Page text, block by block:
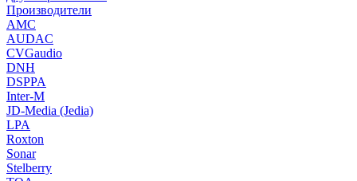
Производители
AMC
AUDAC
CVGaudio
DNH
DSPPA
Inter-M
JD-Media (Jedia)
LPA
Roxton
Sonar
Stelberry